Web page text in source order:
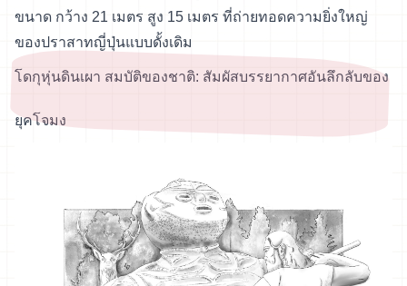
ขนาด กว้าง 21 เมตร สูง 15 เมตร ที่ถ่ายทอดความยิ่งใหญ่
ของปราสาทญี่ปุ่นแบบดั้งเดิม
โดกุหุ่นดินเผา สมบัติของชาติ: สัมผัสบรรยากาศอันลึกลับของ
ยุคโจมง